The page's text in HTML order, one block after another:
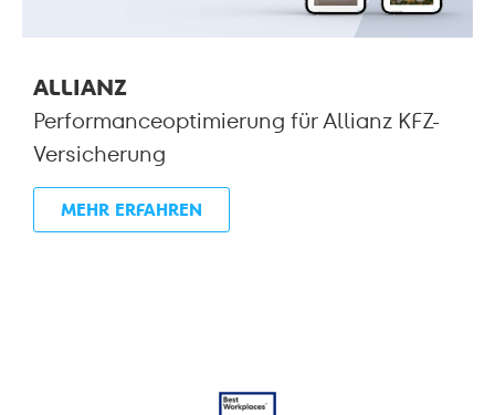
ALLIANZ
Performanceoptimierung für Allianz KFZ-
Versicherung
MEHR ERFAHREN